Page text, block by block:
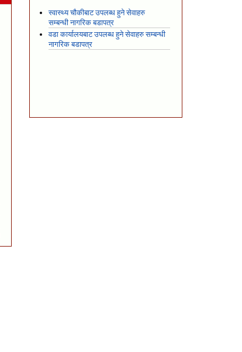
स्वास्थ्य चौकीबाट उपलब्ध हुने सेवाहरु
सम्बन्धी नागरिक बडापत्र
वडा कार्यालयबाट उपलब्ध हुने सेवाहरु सम्बन्धी
नागरिक बडापत्र